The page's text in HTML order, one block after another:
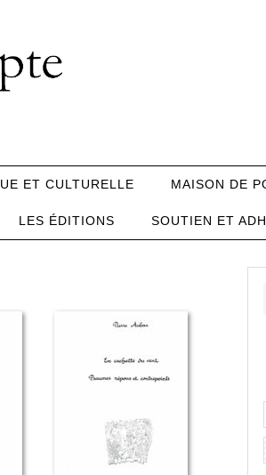
ET CULTURELLE MAISON DE
LES ÉDITIONS SOUTIEN ET